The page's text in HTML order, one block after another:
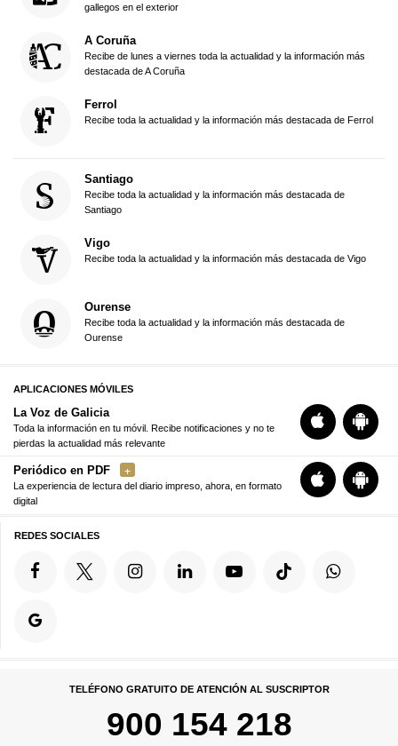
gallegos en el exterior
A Coruña
Recibe de lunes a viernes toda la actualidad y la información más
destacada de A Coruña
Ferrol
Recibe toda la actualidad y la información más destacada de Ferrol
Santiago
Recibe toda la actualidad y la información más destacada de
Santiago
Vigo
Recibe toda la actualidad y la información más destacada de Vigo
Ourense
Recibe toda la actualidad y la información más destacada de
Ourense
APLICACIONES MÓVILES
La Voz de Galicia
Toda la información en tu móvil. Recibe notificaciones y no te
pierdas la actualidad más relevante
Periódico en PDF
La experiencia de lectura del diario impreso, ahora, en formato
digital
REDES SOCIALES
TELÉFONO GRATUITO DE ATENCIÓN AL SUSCRIPTOR
900 154 218